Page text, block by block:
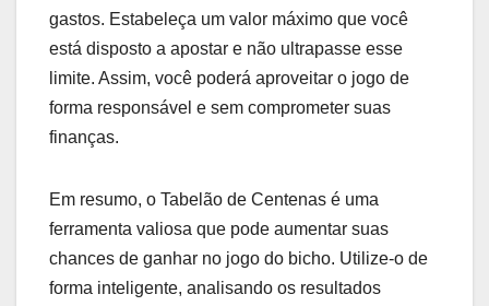
gastos. Estabeleça um valor máximo que você
está disposto a apostar e não ultrapasse esse
limite. Assim, você poderá aproveitar o jogo de
forma responsável e sem comprometer suas
finanças.
Em resumo, o Tabelão de Centenas é uma
ferramenta valiosa que pode aumentar suas
chances de ganhar no jogo do bicho. Utilize-o de
forma inteligente, analisando os resultados